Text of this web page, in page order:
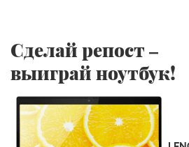
Сделай репост –
выиграй ноутбук!